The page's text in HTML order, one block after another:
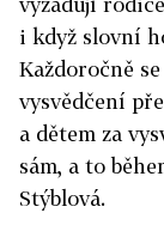
i když slovní
Každoročně
vysvědčení
a dětem za
sám, a to
Stýblová.